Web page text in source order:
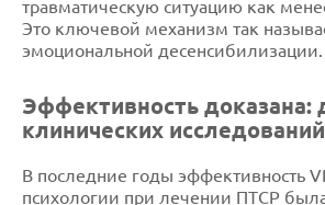
травматическую ситуацию как
Это ключевой механизм так
эмоциональной десенсибилизации.
Эффективность доказана:
клинических исследований
В последние годы эффективность
психологии при лечении ПТСР